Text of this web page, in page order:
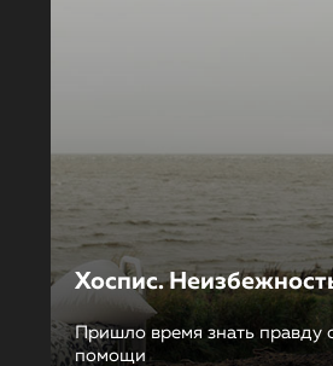
Хоспис.
Пришло время знать правду
помощи